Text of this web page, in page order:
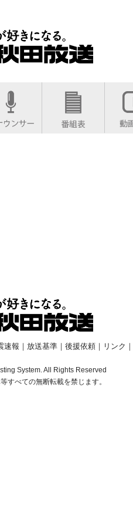
速報 ｜ 放送基準｜ 後援依頼｜ リンク ｜
System. All Rights Reserved
すべての無断転載を禁じます。